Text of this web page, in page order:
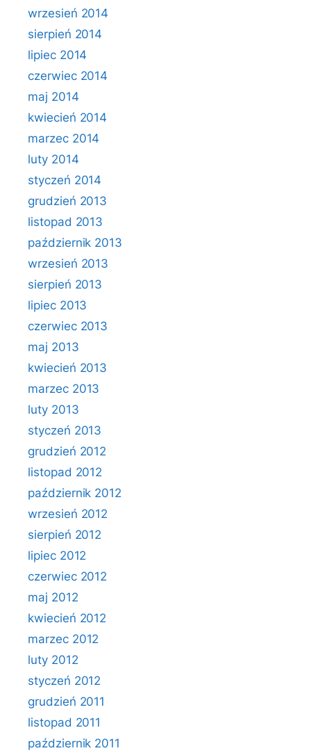
wrzesień 2014
sierpień 2014
lipiec 2014
czerwiec 2014
maj 2014
kwiecień 2014
marzec 2014
luty 2014
styczeń 2014
grudzień 2013
listopad 2013
październik 2013
wrzesień 2013
sierpień 2013
lipiec 2013
czerwiec 2013
maj 2013
kwiecień 2013
marzec 2013
luty 2013
styczeń 2013
grudzień 2012
listopad 2012
październik 2012
wrzesień 2012
sierpień 2012
lipiec 2012
czerwiec 2012
maj 2012
kwiecień 2012
marzec 2012
luty 2012
styczeń 2012
grudzień 2011
listopad 2011
październik 2011